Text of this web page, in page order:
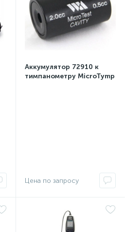
Аккумулятор 72910 к
тимпанометру MicroTymp
Цена по запросу